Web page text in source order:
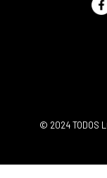
© 2024 TODOS